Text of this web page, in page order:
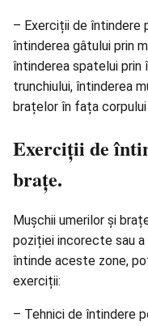
– Exerciții de întindere
întinderea gâtului prin
întinderea spatelui prin
trunchiului, întinderea
brațelor în fața corpului
Exerciții de
brațe.
Mușchii umerilor și
poziției incorecte sau
întinde aceste zone,
exerciții:
– Tehnici de întindere